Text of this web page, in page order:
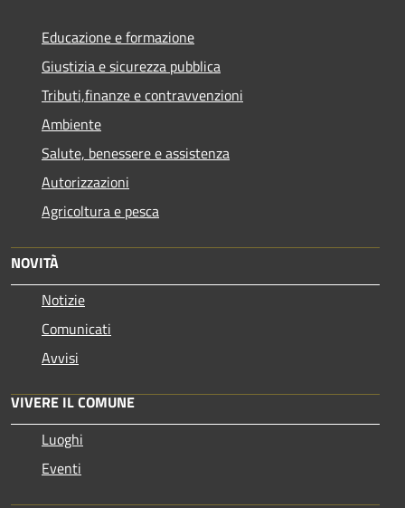
Educazione e formazione
Giustizia e sicurezza pubblica
Tributi,finanze e contravvenzioni
Ambiente
Salute, benessere e assistenza
Autorizzazioni
Agricoltura e pesca
NOVITÀ
Notizie
Comunicati
Avvisi
VIVERE IL COMUNE
Luoghi
Eventi